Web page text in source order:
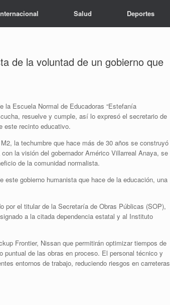
Salud Deportes
de la voluntad de un gobierno que
la Escuela Normal de Educadoras “Estefanía
resuelve y cumple, así lo expresó el secretario de
este recinto educativo.
la techumbre que hace más de 30 años se construyó
la visión del gobernador Américo Villarreal Anaya, se
de la comunidad normalista.
gobierno humanista que hace de la educación, una
por el titular de la Secretaría de Obras Públicas (SOP),
a la citada dependencia estatal y al Instituto
Frontier, Nissan que permitirán optimizar tiempos de
de las obras en proceso. El personal técnico y
entornos de trabajo, reduciendo riesgos en carreteras